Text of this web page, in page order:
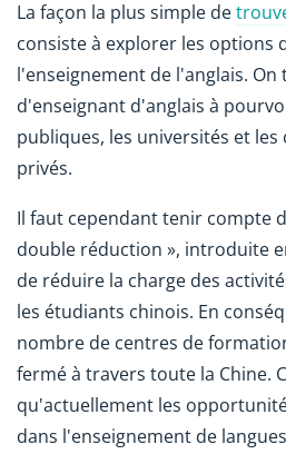
La façon la plus simple de
consiste à explorer les options
l'enseignement de l'anglais. On
d'enseignant d'anglais à
publiques, les universités et
privés.
Il faut cependant tenir compte
double réduction », introduite
de réduire la charge des
les étudiants chinois. En
nombre de centres de
fermé à travers toute la Chine.
qu'actuellement les
dans l'enseignement de